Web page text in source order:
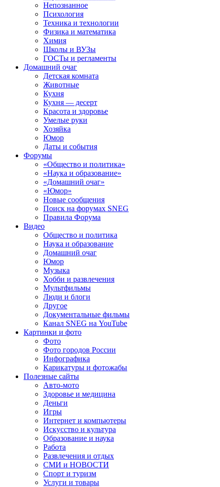
Непознанное
Психология
Техника и технологии
Физика и математика
Химия
Школы и ВУЗы
ГОСТы и регламенты
Домашний очаг
Детская комната
Животные
Кухня
Кухня — десерт
Красота и здоровье
Умелые руки
Хозяйка
Юмор
Даты и события
Форумы
«Общество и политика»
«Наука и образование»
«Домашний очаг»
«Юмор»
Новые сообщения
Поиск на форумах SNEG
Правила Форума
Видео
Общество и политика
Наука и образование
Домашний очаг
Юмор
Музыка
Хобби и развлечения
Мультфильмы
Люди и блоги
Другое
Документальные фильмы
Канал SNEG на YouTube
Картинки и фото
Фото
Фото городов России
Инфографика
Карикатуры и фотожабы
Полезные сайты
Авто-мото
Здоровье и медицина
Деньги
Игры
Интернет и компьютеры
Искусство и культура
Образование и наука
Работа
Развлечения и отдых
СМИ и НОВОСТИ
Спорт и туризм
Услуги и товары